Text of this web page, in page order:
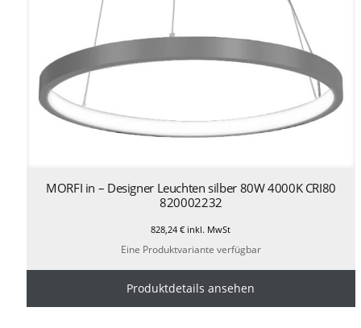
MORFI in – Designer Leuchten silber 80W 4000K CRI80
820002232
828,24€ inkl. MwSt
Eine Produktvariante verfügbar
Produktdetails ansehen